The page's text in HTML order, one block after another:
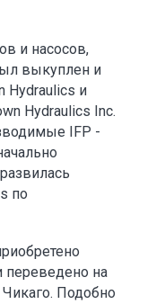
и насосов,
выкуплен и
Hydraulics и
Hydraulics Inc.
IFP -
по
переведено на
Подобно